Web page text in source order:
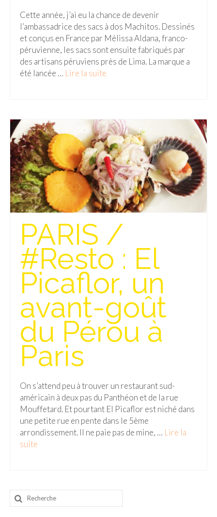
Cette année, j’ai eu la chance de devenir
l’ambassadrice des sacs à dos Machitos. Dessinés
et conçus en France par Mélissa Aldana, franco-
péruvienne, les sacs sont ensuite fabriqués par
des artisans péruviens près de Lima. La marque a
été lancée … Lire la suite­­
PARIS /
#Resto : El
Picaflor, un
avant-goût
du Pérou à
Paris
On s’attend peu à trouver un restaurant sud-
américain à deux pas du Panthéon et de la rue
Mouffetard. Et pourtant El Picaflor est niché dans
une petite rue en pente dans le 5ème
arrondissement. Il ne paie pas de mine, … Lire la
suite­­
Rechercher
: